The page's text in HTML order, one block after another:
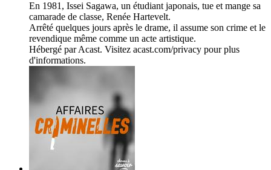
En 1981, Issei Sagawa, un étudiant japonais, tue et mange sa
camarade de classe, Renée Hartevelt.
Arrêté quelques jours après le drame, il assume son crime et le
revendique même comme un acte artistique.
Hébergé par Acast. Visitez acast.com/privacy pour plus
d'informations.